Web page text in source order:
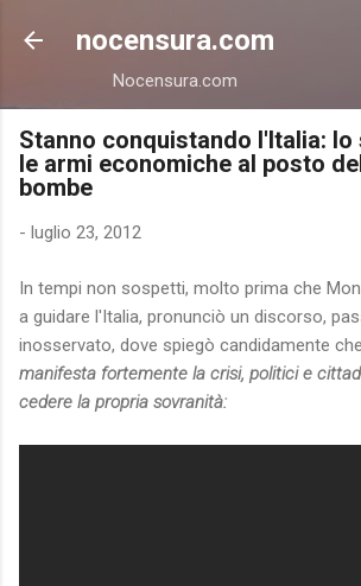
Passa ai contenuti
nocensura.com
Nocensura.com
Stanno conquistando l'Italia: lo
le armi economiche al posto
bombe
- luglio 23, 2012
In tempi non sospetti, molto prima che
a guidare l'Italia, pronunciò un discorso,
inosservato, dove spiegò candidamente che
manifesta fortemente la crisi, politici e
cedere la propria sovranità: